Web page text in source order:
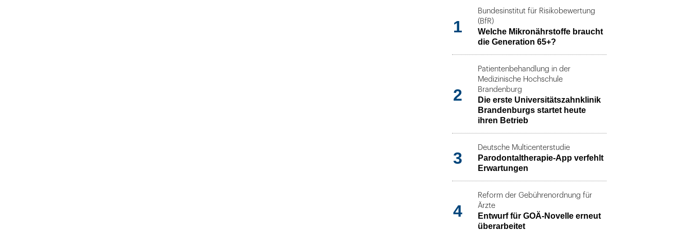
1
Bundesinstitut für Risikobewertung
(BfR)
Welche Mikronährstoffe braucht
die Generation 65+?
2
Patientenbehandlung in der
Medizinische Hochschule
Brandenburg
Die erste Universitätszahnklinik
Brandenburgs startet heute
ihren Betrieb
3
Deutsche Multicenterstudie
Parodontaltherapie-App verfehlt
Erwartungen
4
Reform der Gebührenordnung für
Ärzte
Entwurf für GOÄ-Novelle erneut
überarbeitet